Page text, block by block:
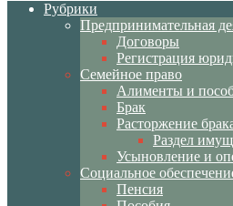
Рубрики
Предпринимательная
Договоры
Регистрация
Семейное право
Алименты и
Брак
Расторжение
Раздел
Усыновление и
Социальное
Пенсия